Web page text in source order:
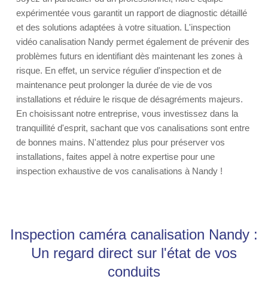
expérimentée vous garantit un rapport de diagnostic détaillé
et des solutions adaptées à votre situation. L'inspection
vidéo canalisation Nandy permet également de prévenir des
problèmes futurs en identifiant dès maintenant les zones à
risque. En effet, un service régulier d'inspection et de
maintenance peut prolonger la durée de vie de vos
installations et réduire le risque de désagréments majeurs.
En choisissant notre entreprise, vous investissez dans la
tranquillité d'esprit, sachant que vos canalisations sont entre
de bonnes mains. N'attendez plus pour préserver vos
installations, faites appel à notre expertise pour une
inspection exhaustive de vos canalisations à Nandy !
Inspection caméra canalisation Nandy :
Un regard direct sur l'état de vos
conduits